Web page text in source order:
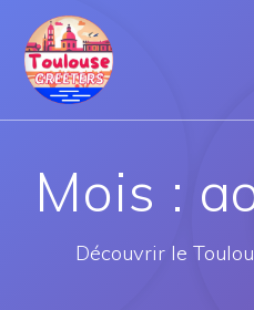
Mois :
Découvrir le